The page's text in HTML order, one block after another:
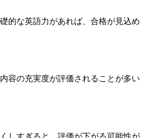
的な英語力があれば、合格が見込め
容の充実度が評価されることが多い
しすぎると、評価が下がる可能性が